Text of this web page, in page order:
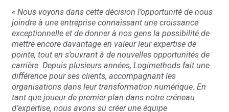
« Nous voyons dans cette décision l’opportunité de nous
joindre à une entreprise connaissant une croissance
exceptionnelle et de donner à nos gens la possibilité de
mettre encore davantage en valeur leur expertise de
pointe, tout en s’ouvrant à de nouvelles opportunités de
carrière. Depuis plusieurs années, Logimethods fait une
différence pour ses clients, accompagnant les
organisations dans leur transformation numérique. En
tant que joueur de premier plan dans notre créneau
d’expertise, nous avons su créer une équipe